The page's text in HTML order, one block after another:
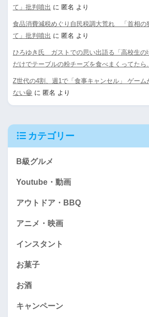
て」批判噴出 に 匿名 より
食品消費減税めぐり自民税調大荒れ 「首相の
て」批判噴出 に 匿名 より
ひろゆき氏 ガストでの思い出語る「高校生の
だけでテーブルの粉チーズを食べまくってたら
Z世代の4割、週1で「食事キャンセル」 ゲーム
ない😁 に 匿名 より
カテゴリー
B級グルメ
Youtube・動画
アウトドア・BBQ
アニメ・映画
インスタント
お菓子
お酒
キャンペーン